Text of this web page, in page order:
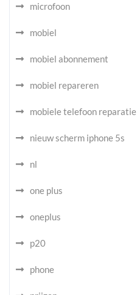
microfoon
mobiel
mobiel abonnement
mobiel repareren
mobiele telefoon reparatie
nieuw scherm iphone 5s
nl
one plus
oneplus
p20
phone